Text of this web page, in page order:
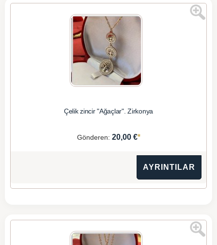
Çelik zincir "Ağaçlar". Zirkonya
Gönderen: 20,00 €*
AYRINTILAR